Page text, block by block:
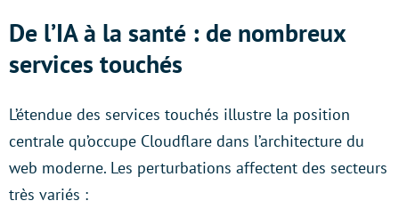
De l’IA à la santé : de nombreux
services touchés
L’étendue des services touchés illustre la position
centrale qu’occupe Cloudflare dans l’architecture du
web moderne. Les perturbations affectent des secteurs
très variés :